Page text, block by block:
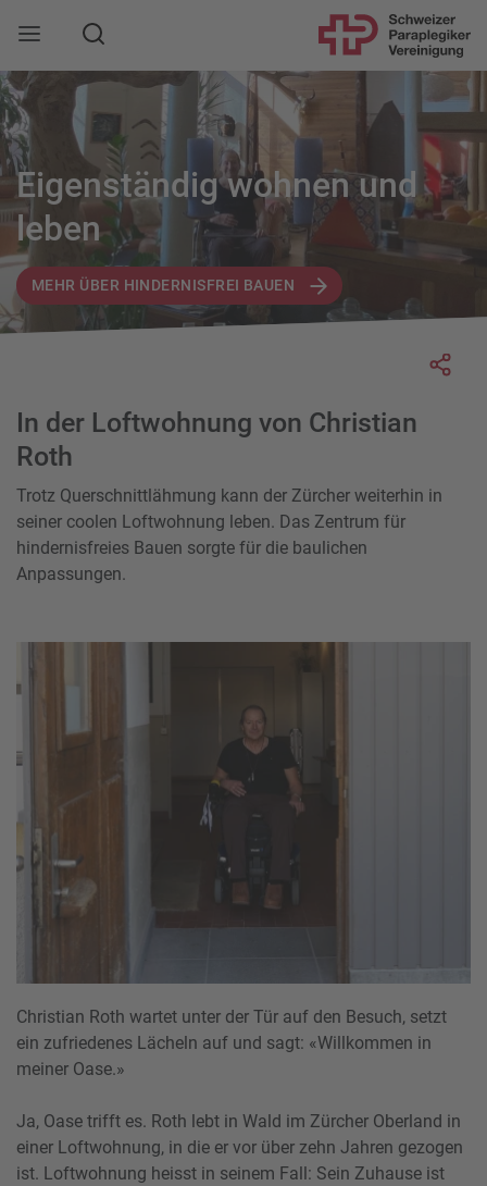
Mobile Navigation öffnen
Suche
Eigenständig wohnen und
leben
MEHR ÜBER HINDERNISFREI BAUEN
In der Loftwohnung von Christian
Roth
Trotz Querschnittlähmung kann der Zürcher weiterhin in
seiner coolen Loftwohnung leben. Das Zentrum für
hindernisfreies Bauen sorgte für die baulichen
Anpassungen.
Christian Roth wartet unter der Tür auf den Besuch, setzt
ein zufriedenes Lächeln auf und sagt: «Willkommen in
meiner Oase.»
Ja, Oase trifft es. Roth lebt in Wald im Zürcher Oberland in
einer Loftwohnung, in die er vor über zehn Jahren gezogen
ist. Loftwohnung heisst in seinem Fall: Sein Zuhause ist